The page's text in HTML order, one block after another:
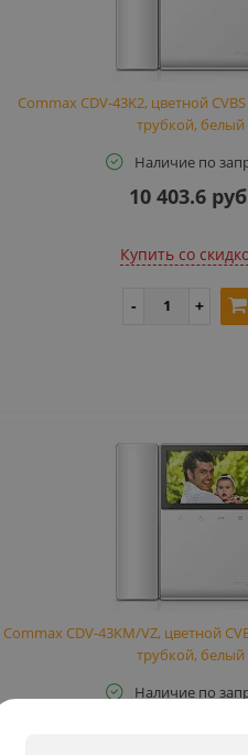
Commax CDV-43K2, цветной
трубкой, белый
Наличие по
10 403.6
Купить cо
Commax CDV-43KM/VZ, цветной
трубкой, белый
Наличие по